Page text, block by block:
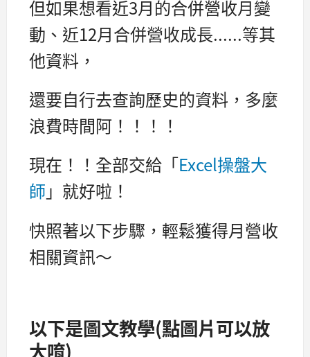
但如果想看近3月的合併營收月變
動、近12月合併營收成長......等其
他資料，
還要自行去查詢歷史的資料，多麼
浪費時間阿！！！！
現在！！全部交給「Excel操盤大
師 」就好啦！
快照著以下步驟，輕鬆獲得月營收
相關資訊～
以下是圖文教學(點圖片可以放
大唷)